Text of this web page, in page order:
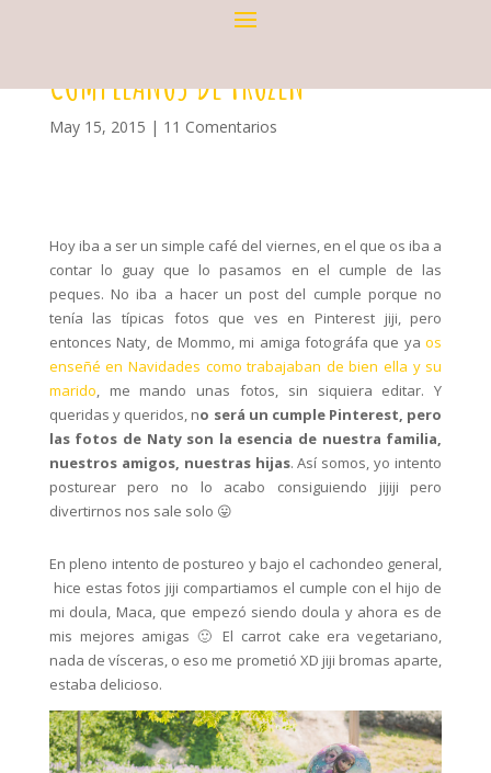
CUMPLEAÑOS DE FROZEN
May 15, 2015 | 11 Comentarios
Hoy iba a ser un simple café del viernes, en el que os iba a
contar lo guay que lo pasamos en el cumple de las
peques. No iba a hacer un post del cumple porque no
tenía las típicas fotos que ves en Pinterest jiji, pero
entonces Naty, de Mommo, mi amiga fotográfa que yaos
enseñé en Navidades como trabajaban de bien ella y su
marido, me mando unas fotos, sin siquiera editar. Y
queridas y queridos, no será un cumple Pinterest, pero
las fotos de Naty son la esencia de nuestra familia,
nuestros amigos, nuestras hijas. Así somos, yo intento
posturear pero no lo acabo consiguiendo jijiji pero
divertirnos nos sale solo 😛
En pleno intento de postureo y bajo el cachondeo general,
hice estas fotos jiji compartiamos el cumple con el hijo de
mi doula, Maca, que empezó siendo doula y ahora es de
mis mejores amigas 🙂 El carrot cake era vegetariano,
nada de vísceras, o eso me prometió XD jiji bromas aparte,
estaba delicioso.